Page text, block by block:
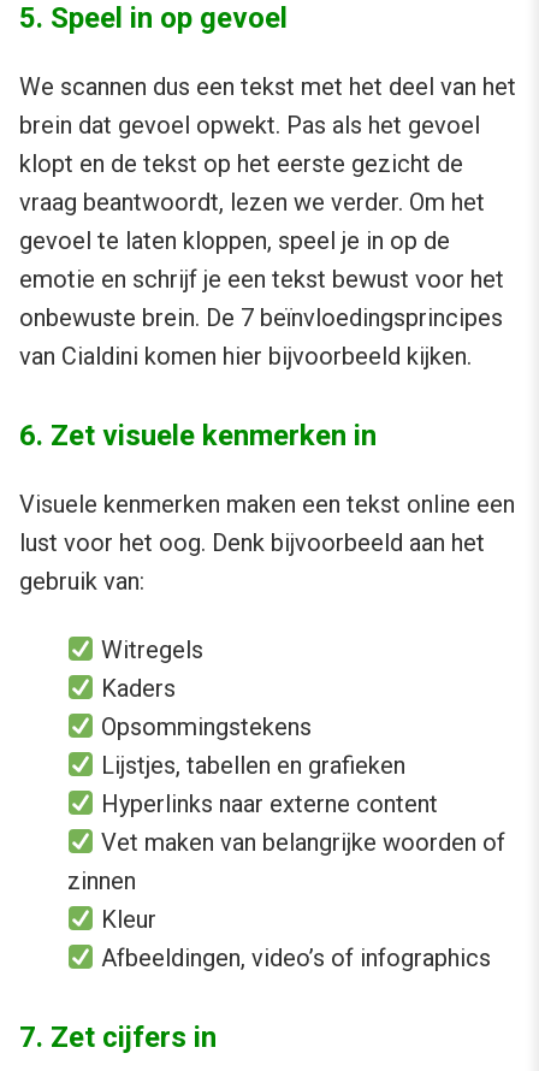
5. Speel in op gevoel
We scannen dus een tekst met het deel van het
brein dat gevoel opwekt. Pas als het gevoel
klopt en de tekst op het eerste gezicht de
vraag beantwoordt, lezen we verder. Om het
gevoel te laten kloppen, speel je in op de
emotie en schrijf je een tekst bewust voor het
onbewuste brein. De 7 beïnvloedingsprincipes
van Cialdini komen hier bijvoorbeeld kijken.
6. Zet visuele kenmerken in
Visuele kenmerken maken een tekst online een
lust voor het oog. Denk bijvoorbeeld aan het
gebruik van:
Witregels
Kaders
Opsommingstekens
Lijstjes, tabellen en grafieken
Hyperlinks naar externe content
Vet maken van belangrijke woorden of
zinnen
Kleur
Afbeeldingen, video’s of infographics
7. Zet cijfers in